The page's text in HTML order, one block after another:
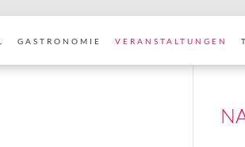
GASTRONOMIE VERANSTALTUNGEN